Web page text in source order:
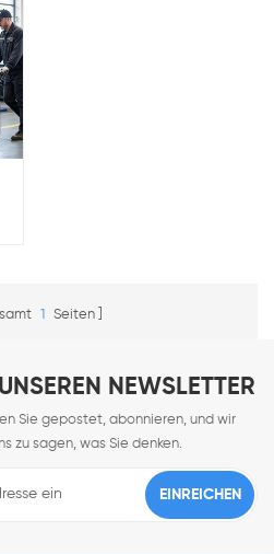
1 Seiten
NEWSLETTER
Sie gepostet, abonnieren, und wir
zu sagen, was Sie denken.